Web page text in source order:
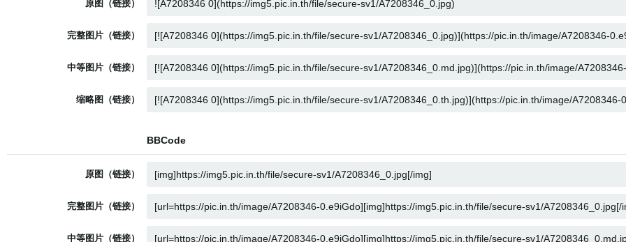
原图（链接）
完整图片（链接）
中等图片（链接）
缩略图（链接）
BBCode
原图（链接）
完整图片（链接）
中等图片（链接）